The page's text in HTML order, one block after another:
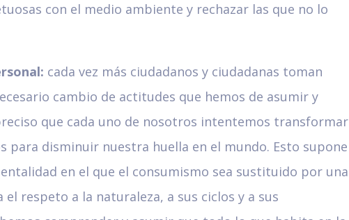
con el medio ambiente y rechazar las que no lo
cada vez más ciudadanos y ciudadanas toman
cambio de actitudes que hemos de asumir y
que cada uno de nosotros intentemos transformar
para disminuir nuestra huella en el mundo. Esto supone
en el que el consumismo sea sustituido por una
el respeto a la naturaleza, a sus ciclos y a sus